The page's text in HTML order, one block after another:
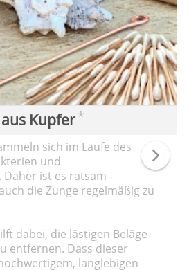
Kupfer*
sich im Laufe des
und
ist es ratsam -
die Zunge regelmäßig zu
dabei, die lästigen Beläge
entfernen. Dass dieser
langlebigen